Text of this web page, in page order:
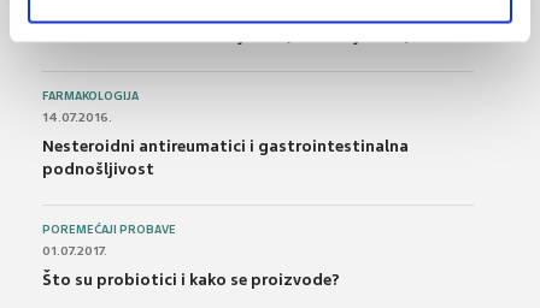
FARMAKOLOGIJA
14.07.2016.
Nesteroidni antireumatici i gastrointestinalna
podnošljivost
POREMEĆAJI PROBAVE
01.07.2017.
Što su probiotici i kako se proizvode?